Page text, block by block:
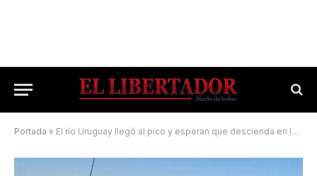
Portada » El río Uruguay llegó al pico y esperan que descienda en las próximas horas